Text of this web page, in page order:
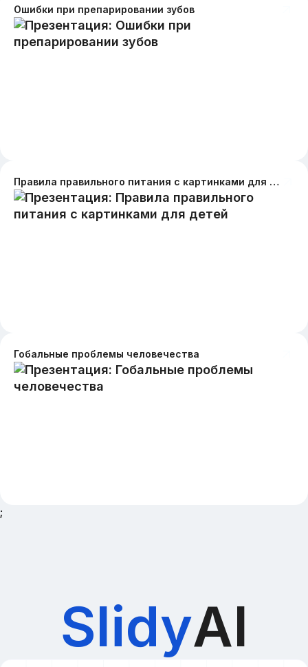
Ошибки при препарировании зубов
Правила правильного питания с картинками для детей
Гобальные проблемы человечества
;
SlidyAI